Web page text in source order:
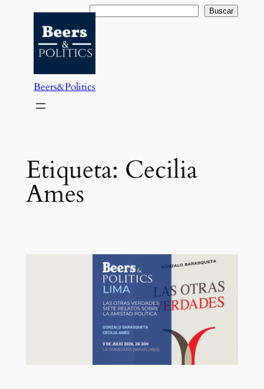
contenido
Buscar Buscar
Beers&Politics
Etiqueta: Cecilia
Ames